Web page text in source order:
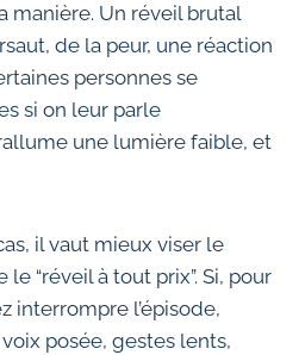
manière. Un réveil brutal
de la peur, une réaction
personnes se
si on leur parle
une lumière faible, et
il vaut mieux viser le
“réveil à tout prix”. Si, pour
interrompre l’épisode,
posée, gestes lents,